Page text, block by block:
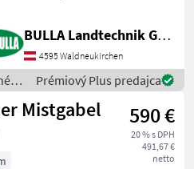
nur einen
Ostatné
komponenty S
BULLA Landtechnik GmbH
4595 Waldneukirchen
Prémiový Plus predajca
Mistgabel
590 €
20 % s DPH
491,67 €
netto